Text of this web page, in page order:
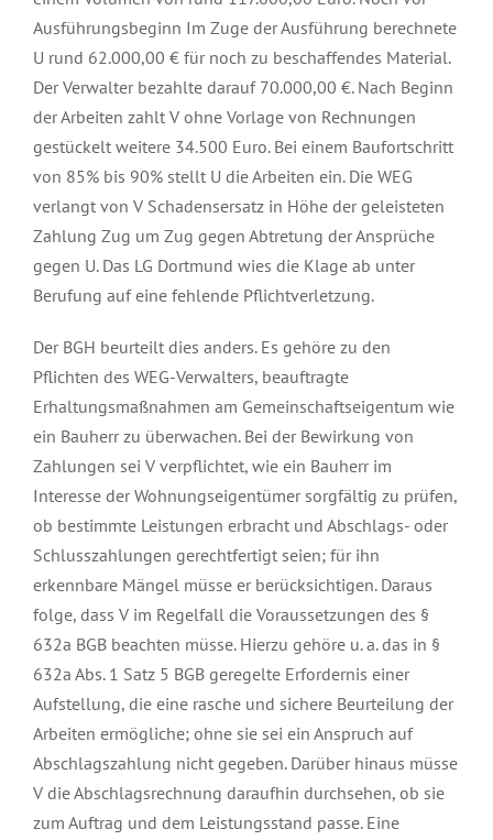
Ausführungsbeginn Im Zuge der Ausführung berechnete
U rund 62.000,00 € für noch zu beschaffendes Material.
Der Verwalter bezahlte darauf 70.000,00 €. Nach Beginn
der Arbeiten zahlt V ohne Vorlage von Rechnungen
gestückelt weitere 34.500 Euro. Bei einem Baufortschritt
von 85% bis 90% stellt U die Arbeiten ein. Die WEG
verlangt von V Schadensersatz in Höhe der geleisteten
Zahlung Zug um Zug gegen Abtretung der Ansprüche
gegen U. Das LG Dortmund wies die Klage ab unter
Berufung auf eine fehlende Pflichtverletzung.
Der BGH beurteilt dies anders. Es gehöre zu den
Pflichten des WEG-Verwalters, beauftragte
Erhaltungsmaßnahmen am Gemeinschaftseigentum wie
ein Bauherr zu überwachen. Bei der Bewirkung von
Zahlungen sei V verpflichtet, wie ein Bauherr im
Interesse der Wohnungseigentümer sorgfältig zu prüfen,
ob bestimmte Leistungen erbracht und Abschlags- oder
Schlusszahlungen gerechtfertigt seien; für ihn
erkennbare Mängel müsse er berücksichtigen. Daraus
folge, dass V im Regelfall die Voraussetzungen des §
632a BGB beachten müsse. Hierzu gehöre u. a. das in §
632a Abs. 1 Satz 5 BGB geregelte Erfordernis einer
Aufstellung, die eine rasche und sichere Beurteilung der
Arbeiten ermögliche; ohne sie sei ein Anspruch auf
Abschlagszahlung nicht gegeben. Darüber hinaus müsse
V die Abschlagsrechnung daraufhin durchsehen, ob sie
zum Auftrag und dem Leistungsstand passe. Eine